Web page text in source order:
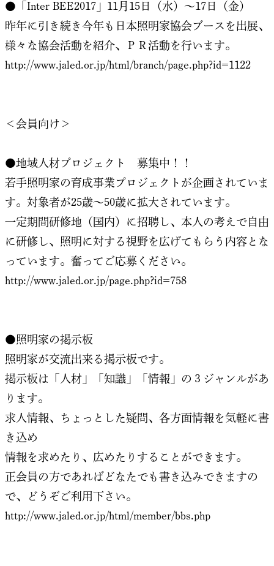
●「Inter BEE2017」11月15日（水）～17日（金）
昨年に引き続き今年も日本照明家協会ブースを出展、
様々な協会活動を紹介、ＰＲ活動を行います。
http://www.jaled.or.jp/html/branch/page.php?id=1122
＜会員向け＞
●地域人材プロジェクト 募集中！！
若手照明家の育成事業プロジェクトが企画されていま
す。対象者が25歳～50歳に拡大されています。
一定期間研修地（国内）に招聘し、本人の考えで自由
に研修し、照明に対する視野を広げてもらう内容とな
っています。奮ってご応募ください。
http://www.jaled.or.jp/page.php?id=758
●照明家の掲示板
照明家が交流出来る掲示板です。
掲示板は「人材」「知識」「情報」の３ジャンルがあ
ります。
求人情報、ちょっとした疑問、各方面情報を気軽に書
き込め
情報を求めたり、広めたりすることができます。
正会員の方であればどなたでも書き込みできますの
で、どうぞご利用下さい。
http://www.jaled.or.jp/html/member/bbs.php